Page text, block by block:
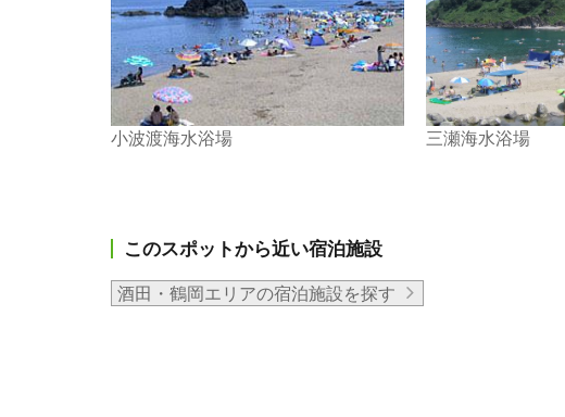
小波渡海水浴場 三瀬海水浴場
このスポットから近い宿泊施設
酒田・鶴岡エリアの宿泊施設を探す